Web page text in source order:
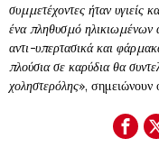
συμμετέχοντες ήταν υγιείς
ένα πληθυσμό
αντι-υπερτασικά και
πλούσια σε καρύδια θα
χοληστερόλης», σημειώνουν